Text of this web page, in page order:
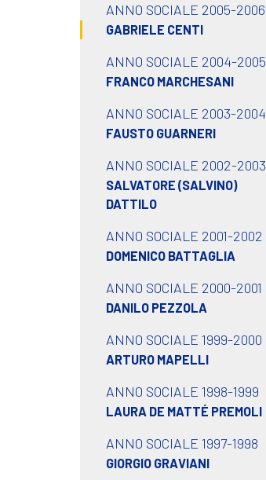
ANNO SOCIALE 2005-2006
GABRIELE CENTI
ANNO SOCIALE 2004-2005
FRANCO MARCHESANI
ANNO SOCIALE 2003-2004
FAUSTO GUARNERI
ANNO SOCIALE 2002-2003
SALVATORE (SALVINO)
DATTILO
ANNO SOCIALE 2001-2002
DOMENICO BATTAGLIA
ANNO SOCIALE 2000-2001
DANILO PEZZOLA
ANNO SOCIALE 1999-2000
ARTURO MAPELLI
ANNO SOCIALE 1998-1999
LAURA DE MATTÉ PREMOLI
ANNO SOCIALE 1997-1998
GIORGIO GRAVIANI